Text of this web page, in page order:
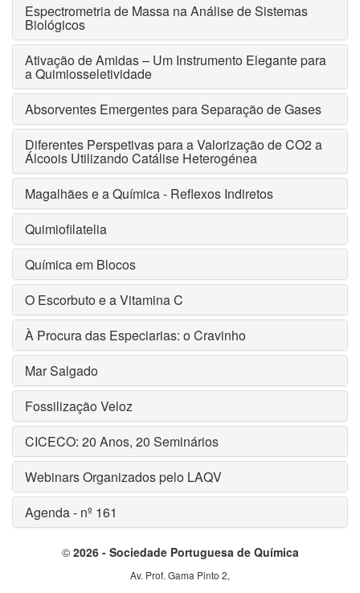
Espectrometria de Massa na Análise de Sistemas
Biológicos
Ativação de Amidas – Um Instrumento Elegante para
a Quimiosseletividade
Absorventes Emergentes para Separação de Gases
Diferentes Perspetivas para a Valorização de CO2 a
Álcoois Utilizando Catálise Heterogénea
Magalhães e a Química - Reflexos Indiretos
Quimiofilatelia
Química em Blocos
O Escorbuto e a Vitamina C
À Procura das Especiarias: o Cravinho
Mar Salgado
Fossilização Veloz
CICECO: 20 Anos, 20 Seminários
Webinars Organizados pelo LAQV
Agenda - nº 161
© 2026 - Sociedade Portuguesa de Química
Av. Prof. Gama Pinto 2,